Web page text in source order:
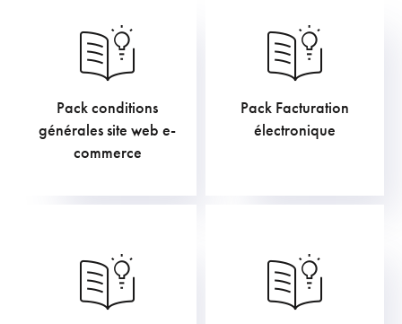
Pack conditions
générales site web e-
commerce
1.210,00€
Pack Facturation
électronique
907,50€